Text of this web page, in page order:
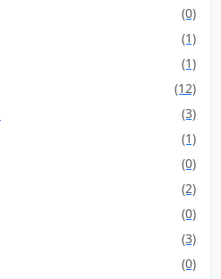
(0)
(1)
(1)
(12)
(3)
(1)
(0)
(2)
(0)
(3)
(0)